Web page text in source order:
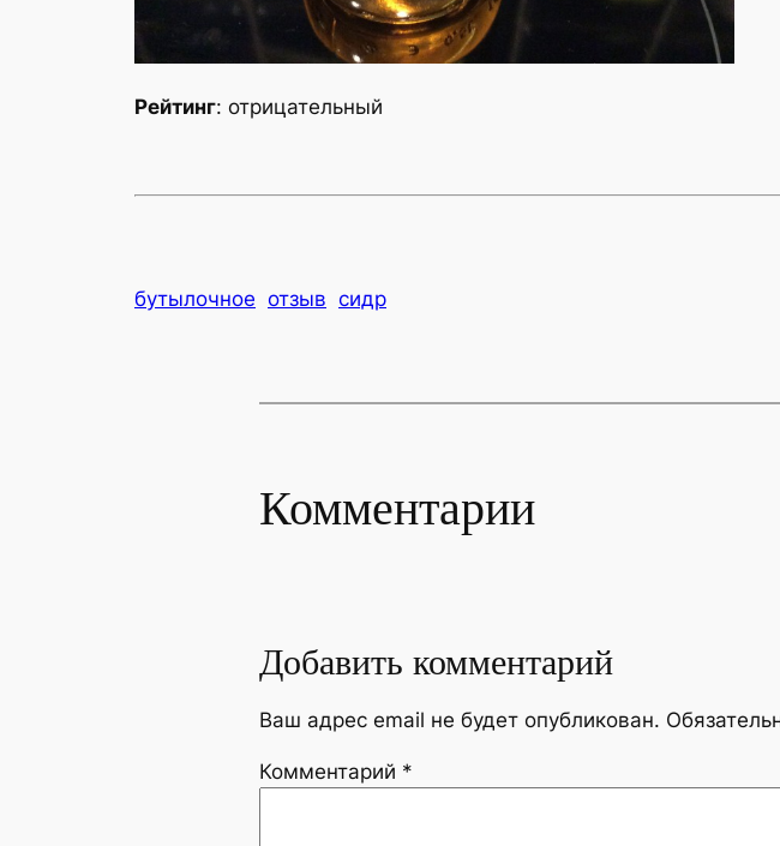
Рейтинг: отрицательный
бутылочное отзыв сидр
Комментарии
Добавить комментарий
Ваш адрес email не будет опубликован.
Комментарий *